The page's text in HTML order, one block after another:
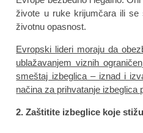
živote u ruke krijumčara ili se
životnu opasnost.
Evropski lideri moraju da
ublažavanjem viznih
smeštaj izbeglica – iznad i
načina za prihvatanje izbeglica
2. Zaštitite izbeglice koje